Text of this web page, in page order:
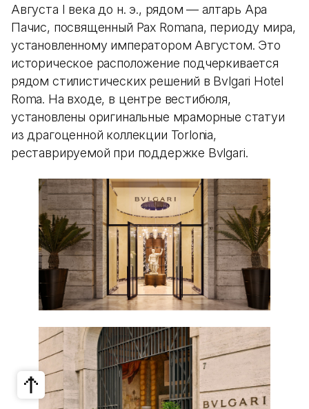
Августа I века до н. э., рядом — алтарь Ара
Пачис, посвященный Pax Romana, периоду мира,
установленному императором Августом. Это
историческое расположение подчеркивается
рядом стилистических решений в Bvlgari Hotel
Roma. На входе, в центре вестибюля,
установлены оригинальные мраморные статуи
из драгоценной коллекции Torlonia,
реставрируемой при поддержке Bvlgari.